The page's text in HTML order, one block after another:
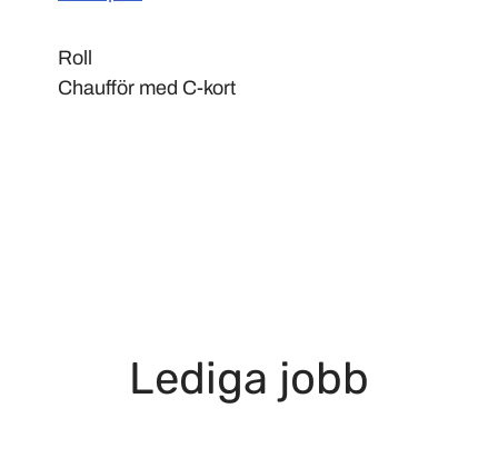
Roll
Chaufför med C-kort
Lediga jobb